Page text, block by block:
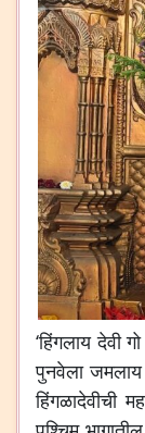
‘हिंगलाय देवी
पुनवेला जमलाय
हिंगळादेवीची